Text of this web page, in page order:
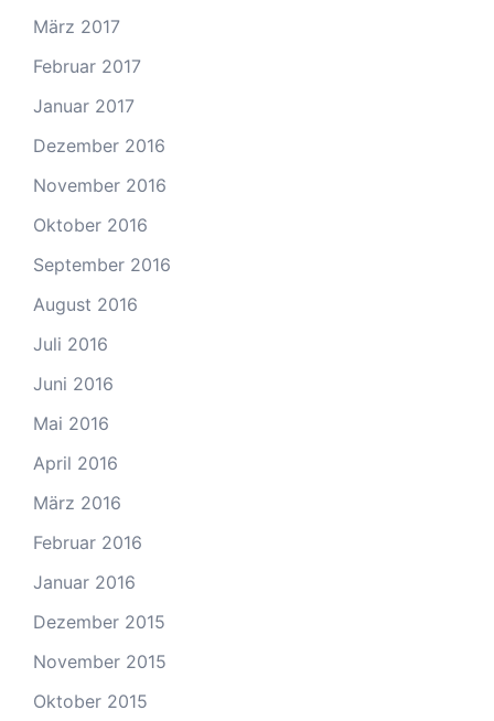
März 2017
Februar 2017
Januar 2017
Dezember 2016
November 2016
Oktober 2016
September 2016
August 2016
Juli 2016
Juni 2016
Mai 2016
April 2016
März 2016
Februar 2016
Januar 2016
Dezember 2015
November 2015
Oktober 2015